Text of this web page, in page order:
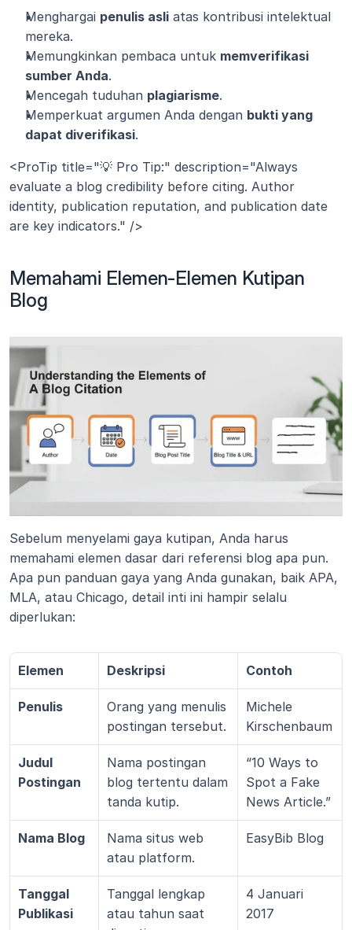
Menghargai penulis asli atas kontribusi intelektual
mereka.
Memungkinkan pembaca untuk memverifikasi
sumber Anda.
Mencegah tuduhan plagiarisme.
Memperkuat argumen Anda dengan bukti yang
dapat diverifikasi.
<ProTip title="💡 Pro Tip:" description="Always
evaluate a blog credibility before citing. Author
identity, publication reputation, and publication date
are key indicators." />
Memahami Elemen-Elemen Kutipan
Blog
Sebelum menyelami gaya kutipan, Anda harus
memahami elemen dasar dari referensi blog apa pun.
Apa pun panduan gaya yang Anda gunakan, baik APA,
MLA, atau Chicago, detail inti ini hampir selalu
diperlukan:
Elemen Deskripsi Contoh
Penulis
Orang yang menulis
postingan tersebut.
Michele
Kirschenbaum
Judul
Postingan
Nama postingan
blog tertentu dalam
tanda kutip.
“10 Ways to
Spot a Fake
News Article.”
Nama Blog
Nama situs web
atau platform.
EasyBib Blog
Tanggal
Publikasi
Tanggal lengkap
atau tahun saat
4 Januari
2017